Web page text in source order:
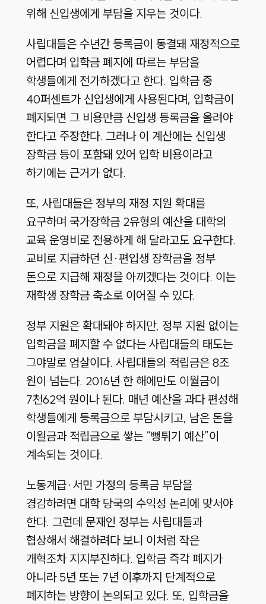
위해 신입생에게 부담을 지우는 것이다.
사립대들은 수년간 등록금이 동결돼 재정적으로
어렵다며 입학금 폐지에 따르는 부담을
학생들에게 전가하겠다고 한다. 입학금 중
40퍼센트가 신입생에게 사용된다며, 입학금이
폐지되면 그 비용만큼 신입생 등록금을 올려야
한다고 주장한다. 그러나 이 계산에는 신입생
장학금 등이 포함돼 있어 입학 비용이라고
하기에는 근거가 없다.
또, 사립대들은 정부의 재정 지원 확대를
요구하며 국가장학금 2유형의 예산을 대학의
교육 운영비로 전용하게 해 달라고도 요구한다.
교비로 지급하던 신·편입생 장학금을 정부
돈으로 지급해 재정을 아끼겠다는 것이다. 이는
재학생 장학금 축소로 이어질 수 있다.
정부 지원은 확대돼야 하지만, 정부 지원 없이는
입학금을 폐지할 수 없다는 사립대들의 태도는
그야말로 엄살이다. 사립대들의 적립금은 8조
원이 넘는다. 2016년 한 해에만도 이월금이
7천62억 원이나 된다. 매년 예산을 과다 편성해
학생들에게 등록금으로 부담시키고, 남은 돈을
이월금과 적립금으로 쌓는 “뻥튀기 예산”이
계속되는 것이다.
노동계급·서민 가정의 등록금 부담을
경감하려면 대학 당국의 수익성 논리에 맞서야
한다. 그런데 문재인 정부는 사립대들과
협상해서 해결하려다 보니 이처럼 작은
개혁조차 지지부진하다. 입학금 즉각 폐지가
아니라 5년 또는 7년 이후까지 단계적으로
폐지하는 방향이 논의되고 있다. 또, 입학금을